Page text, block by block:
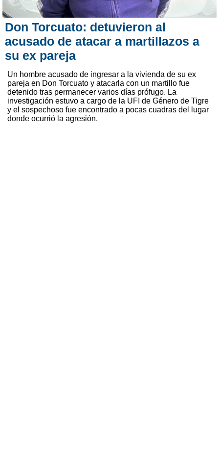
Don Torcuato: detuvieron al
acusado de atacar a martillazos a
su ex pareja
Un hombre acusado de ingresar a la vivienda de su ex
pareja en Don Torcuato y atacarla con un martillo fue
detenido tras permanecer varios días prófugo. La
investigación estuvo a cargo de la UFI de Género de Tigre
y el sospechoso fue encontrado a pocas cuadras del lugar
donde ocurrió la agresión.